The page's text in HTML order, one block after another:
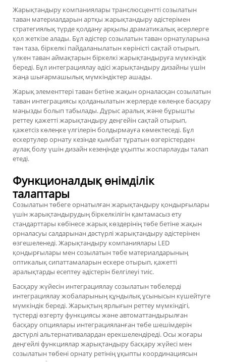
Жарықтандыру компаниялары транслюсцентті созылатын
таван материалдарын артқы жарықтандыру әдістерімен
стратегиялық түрде қолдану арқылы драматикалық әсерлерге
қол жеткізе алады. Бұл әдістер созылатын таван орнатуларына
тән таза, біркелкі пайдаланылатын көріністі сақтай отырып,
үлкен таван аймақтарын біркелкі жарықтандыруға мүмкіндік
береді. Бұл интеграциялау әдісі жарықтандыру дизайны үшін
жаңа шығармашылық мүмкіндіктер ашады.
Жарық элементтері таван бетіне жақын орналасқан созылатын
таван интеграциясы қолданылатын жерлерде көлеңке басқару
маңызды болып табылады. Дұрыс аралық және бұрышты
реттеу қажетті жарықтандыру деңгейін сақтай отырып,
қажетсіз көлеңке үлгілерін болдырмауға көмектеседі. Бұл
ескертулер орнату кезінде қымбат тұратын өзгерістерден
аулақ болу үшін дизайн кезеңінде ұқыпты жоспарлауды талап
етеді.
Функционалдық өнімділік
талаптары
Созылатын төбеге орнатылған жарықтандыру қондырғылары
үшін жарықтандырудың біркелкілігін қамтамасыз ету
стандарттары көбінесе жарық көздерінің төбе бетіне жақын
орналасуы салдарынан дәстүрлі жарықтандыру әдістерінен
өзгешеленеді. Жарықтандыру компаниялары LED
қондырғылары мен созылатын төбе материалдарының
оптикалық сипаттамаларын ескере отырып, қажетті
аралықтарды есептеу әдістерін белгілеуі тиіс.
Басқару жүйесін интеграциялау созылатын төбелерді
интеграциялау жобаларының құндылық ұсынысын күшейтуге
мүмкіндік береді. Жарықтың ярлығын реттеу мүмкіндігі,
түстерді өзгерту функциясы және автоматтандырылған
басқару опциялары интеграцияланған төбе шешімдерін
дәстүрлі альтернативалардан ерекшелендіреді. Осы жоғары
деңгейлі функциялар жарықтандыру басқару жүйесі мен
созылатын төбені орнату ретінің ұқыпты координациясын